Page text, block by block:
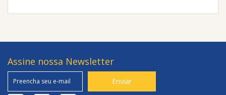
Assine nossa Newsletter